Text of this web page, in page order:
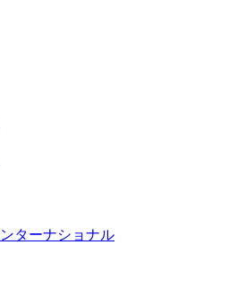
ターナショナル